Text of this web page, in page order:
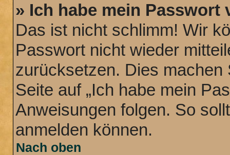
» Ich habe mein Passwort
Das ist nicht schlimm! Wir
Passwort nicht wieder
zurücksetzen. Dies machen
Seite auf „Ich habe mein
Anweisungen folgen. So
anmelden können.
Nach oben